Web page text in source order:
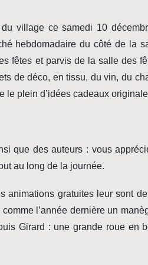
village ce samedi 10
hebdomadaire du côté de la
fêtes et parvis de la salle des
de déco, en tissu, du vin, du
le plein d’idées cadeaux
que des auteurs : vous
au long de la journée.
animations gratuites leur sont
l’année dernière un
Girard : une grande roue en